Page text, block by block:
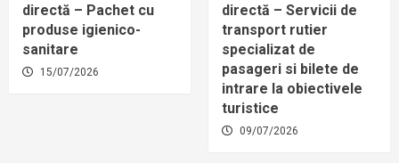
directă – Pachet cu
produse igienico-
sanitare
15/07/2026
directă – Servicii de
transport rutier
specializat de
pasageri si bilete de
intrare la obiectivele
turistice
09/07/2026